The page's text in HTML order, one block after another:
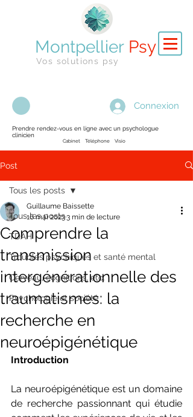
Montpellier Psy
Vos solutions psy
Connexion
Prendre rendez-vous en ligne avec un psychologue
clinicien
Cabinet Téléphone Visio
Post
Tous les posts
TDAH
Troubles psychiques et santé mental
Cerveau, cognitions, etc.
Psychologie et société
Tous les posts
Comprendre la
transmission
intergénérationnelle des
traumatismes: la
recherche en
neuroépigénétique
Guillaume Baissette
16 mai 20233 min de lecture
Introduction
La neuroépigénétique est un domaine
de recherche passionnant qui étudie